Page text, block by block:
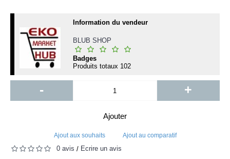
Information du vendeur
BLUB SHOP
Badges
Produits totaux 102
- +
Ajouter
Ajout aux souhaits Ajout au comparatif
0 avis / Écrire un avis